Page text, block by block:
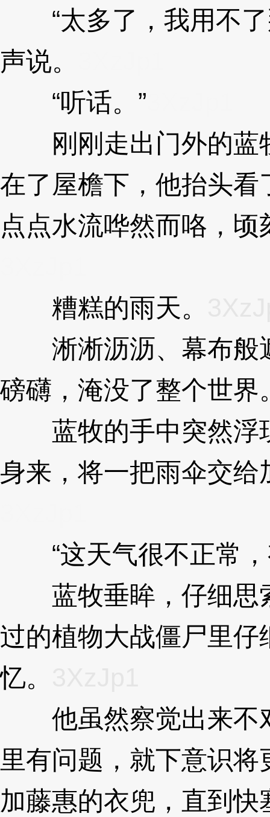
“太多了，我用不了
声说。
“听话。”
刚刚走出门外的蓝
在了屋檐下，他抬头
点点水流哗然而咯，
糟糕的雨天。
淅淅沥沥、幕布般
磅礴，淹没了整个世界
蓝牧的手中突然浮
身来，将一把雨伞交
“这天气很不正常，
蓝牧垂眸，仔细思
过的植物大战僵尸里
忆。
他虽然察觉出来不
里有问题，就下意识
加藤惠的衣兜，直到